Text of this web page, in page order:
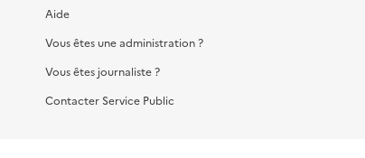
Aide
Vous êtes une administration ?
Vous êtes journaliste ?
Contacter Service Public